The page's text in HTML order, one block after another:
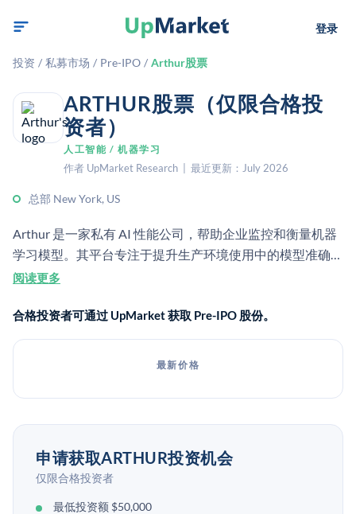
登录
投资 / 私募市场 / Pre-IPO / Arthur股票
ARTHUR股票（仅限合格投
资者）
人工智能 / 机器学习
作者 UpMarket Research | 最近更新：July 2026
总部 New York, US
Arthur 是一家私有 AI 性能公司，帮助企业监控和衡量机器
学习模型。其平台专注于提升生产环境使用中的模型准确
性、可解释性和公平性。[1]
阅读更多
合格投资者可通过 UpMarket 获取 Pre-IPO 股份。
最新价格
申请获取ARTHUR投资机会
仅限合格投资者
最低投资额 $50,000